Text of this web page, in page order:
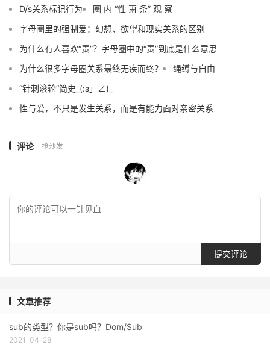
D/s关系标记行为
圈 内 “性 萧 条” 观 察
字母圈里的强制爱：幻想、欲望和现实关系的区别
为什么有人喜欢“责”？字母圈中的“责”到底是什么意思
为什么很多字母圈关系最终无疾而终？
绳缚与自由
“针刺滚轮”简史_(:з」∠)_
性与爱，不只是发生关系，而是有能力面对亲密关系
评论 抢沙发
提交评论
文章推荐
sub的类型？你是sub吗？Dom/Sub
2021-04-28